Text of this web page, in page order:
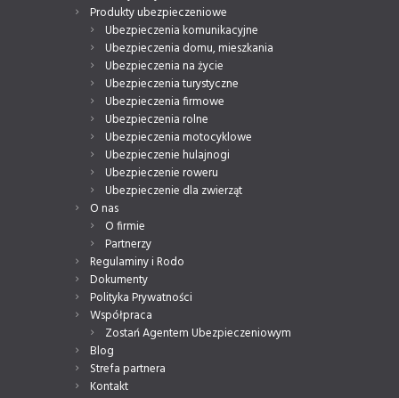
Produkty ubezpieczeniowe
Ubezpieczenia komunikacyjne
Ubezpieczenia domu, mieszkania
Ubezpieczenia na życie
Ubezpieczenia turystyczne
Ubezpieczenia firmowe
Ubezpieczenia rolne
Ubezpieczenia motocyklowe
Ubezpieczenie hulajnogi
Ubezpieczenie roweru
Ubezpieczenie dla zwierząt
O nas
O firmie
Partnerzy
Regulaminy i Rodo
Dokumenty
Polityka Prywatności
Współpraca
Zostań Agentem Ubezpieczeniowym
Blog
Strefa partnera
Kontakt